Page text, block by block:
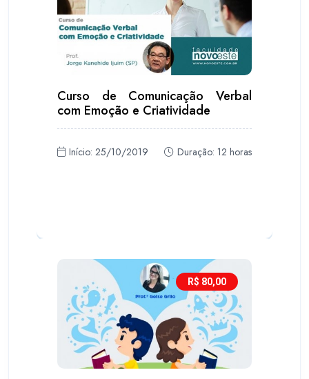
Curso de Comunicação Verbal
com Emoção e Criatividade
Início: 25/10/2019 Duração: 12 horas
R$ 80,00